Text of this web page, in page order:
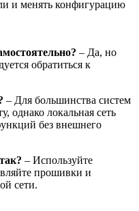
и менять конфигурацию
– Да, но
обратиться к
– Для большинства систем
однако локальная сеть
без внешнего
– Используйте
прошивки и
сети.